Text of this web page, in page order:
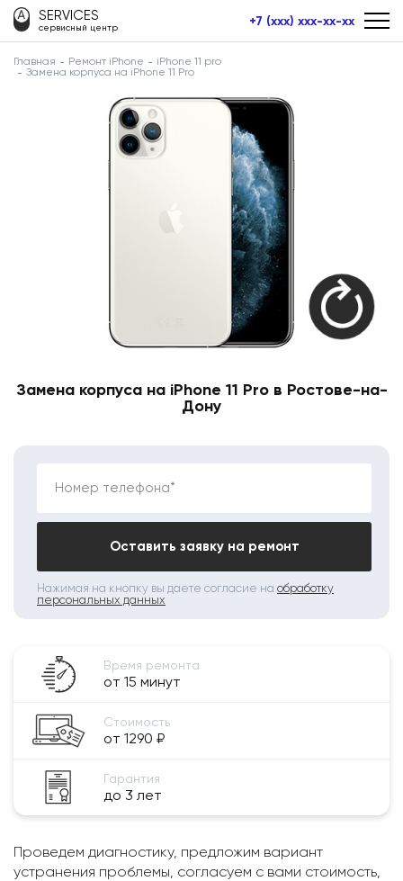
SERVICES
сервисный центр +7 (xxx) xxx-xx-xx
Главная Ремонт iPhone
iPhone 11 pro
Замена корпуса на iPhone 11 Pro
Замена корпуса на iPhone 11 Pro в Ростове-на-
Дону
Номер телефона*
Оставить заявку на ремонт
Нажимая на кнопку вы даете согласие на обработку
персональных данных
Время ремонта
от 15 минут
Стоимость
от 1290 ₽
Гарантия
до 3 лет
Проведем диагностику, предложим вариант
устранения проблемы, согласуем с вами стоимость,